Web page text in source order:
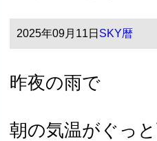
2025年09月11日 SKY暦
昨夜の雨で
朝の気温がぐっ